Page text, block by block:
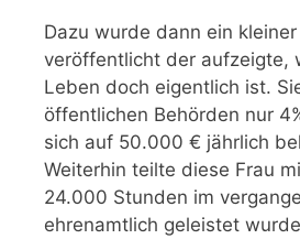
Dazu wurde dann ein
veröffentlicht der aufzeigte,
Leben doch eigentlich ist.
öffentlichen Behörden nur
sich auf 50.000 € jährlich
Weiterhin teilte diese Frau
24.000 Stunden im
ehrenamtlich geleistet